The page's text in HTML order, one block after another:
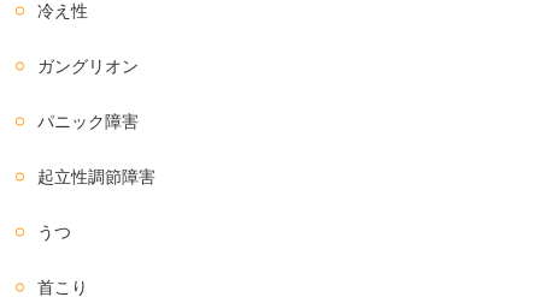
冷え性
ガングリオン
パニック障害
起立性調節障害
うつ
首こり